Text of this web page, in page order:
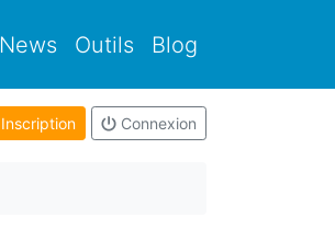
News Outils Blog
Inscription Connexion